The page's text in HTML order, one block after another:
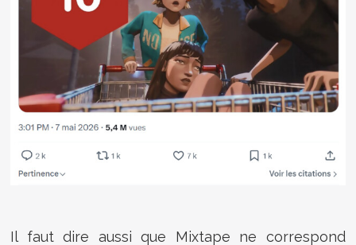
Il faut dire aussi que Mixtape ne correspond